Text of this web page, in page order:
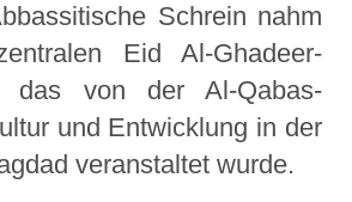
Schrein nahm
Eid Al-Ghadeer-
das von der Al-Qabas-
und Entwicklung in der
veranstaltet wurde.